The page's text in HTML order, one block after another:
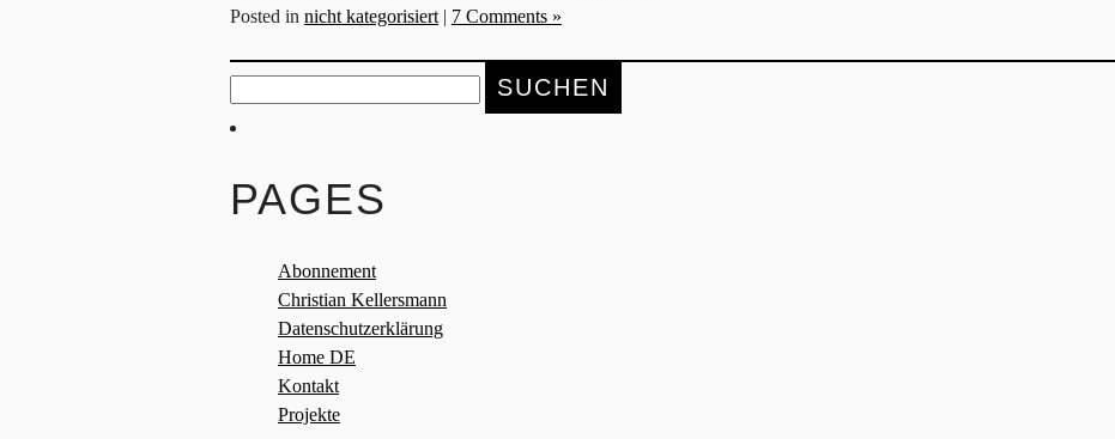
Posted in nicht kategorisiert| 7 Comments »
Suche
nach:
PAGES
Abonnement
Christian Kellersmann
Datenschutzerklärung
Home DE
Kontakt
Projekte